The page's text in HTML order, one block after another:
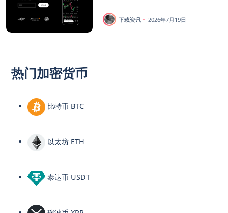
下载资讯 2026年7月19日
热门加密货币
比特币 BTC
以太坊 ETH
泰达币 USDT